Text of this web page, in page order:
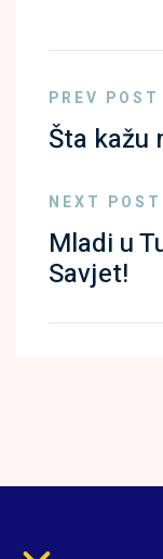
PREV POST
Šta kažu
NEXT POST
Mladi u
Savjet!